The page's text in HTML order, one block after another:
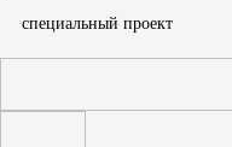
cпециальный проект